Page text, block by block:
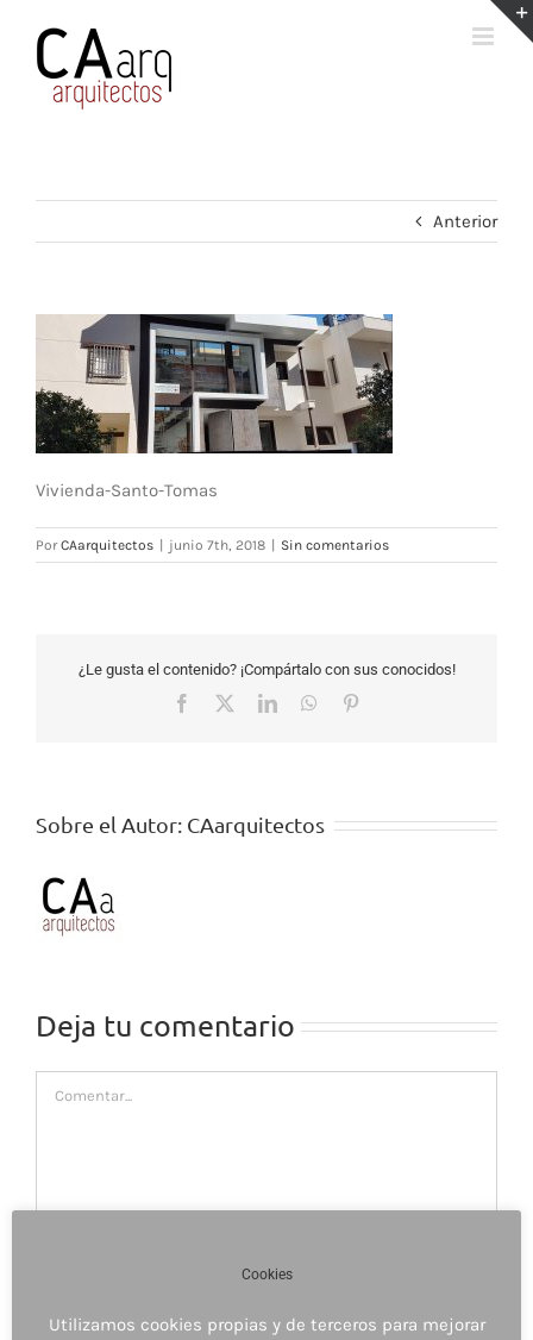
contenido
Anterior
Vivienda-Santo-Tomas
PorCAarquitectos junio 7th, 2018 Sin comentarios
¿Le gusta el contenido? ¡Compártalo con sus conocidos!
Facebook LinkedInWhatsApp
Sobre el Autor: CAarquitectos
Deja tu comentario
Cookies
Utilizamos cookies propias y de terceros para mejorar